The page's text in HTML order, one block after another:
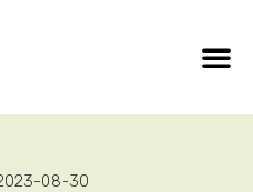
08-30